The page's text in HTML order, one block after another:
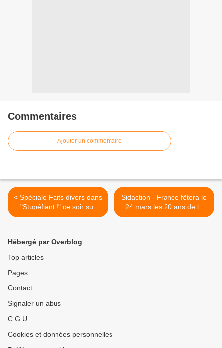
Commentaires
Ajouter un commentaire
< Spéciale Faits divers dans
"Stupéfiant !" ce soir sur
France 2
Sidaction - France fêtera le
24 mars les 20 ans de la
chanson « Sa raison d’être
Hébergé par Overblog
Top articles
Pages
Contact
Signaler un abus
C.G.U.
Cookies et données personnelles